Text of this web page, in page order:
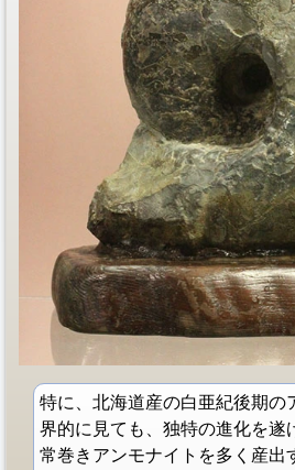
特に、北海道産の白亜紀後期の
界的に見ても、独特の進化を遂
常巻きアンモナイトを多く産出